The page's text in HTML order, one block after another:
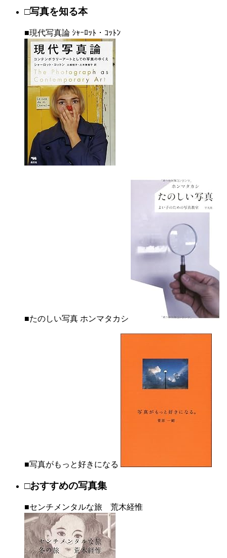
□写真を知る本
■現代写真論 ｼｬｰﾛｯﾄ・ｺｯﾄﾝ
■たのしい写真 ホンマタカシ
■写真がもっと好きになる
□おすすめの写真集
■センチメンタルな旅 荒木経惟